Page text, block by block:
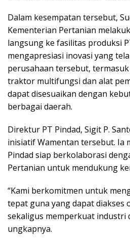
Dalam kesempatan tersebut,
Kementerian Pertanian
langsung ke fasilitas produksi
mengapresiasi inovasi yang
perusahaan tersebut,
traktor multifungsi dan alat
dapat disesuaikan dengan
berbagai daerah.
Direktur PT Pindad, Sigit P.
inisiatif Wamentan tersebut. Ia
Pindad siap berkolaborasi
Pertanian untuk mendukung
“Kami berkomitmen untuk
tepat guna yang dapat diakses
sekaligus memperkuat industri
ungkapnya.